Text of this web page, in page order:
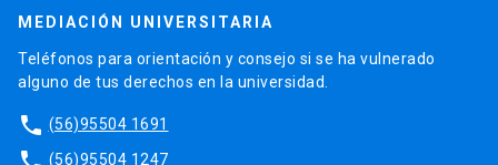
MEDIACIÓN UNIVERSITARIA
Teléfonos para orientación y consejo si se ha vulnerado
alguno de tus derechos en la universidad.
phone (56)95504 1691
(56)95504 1247